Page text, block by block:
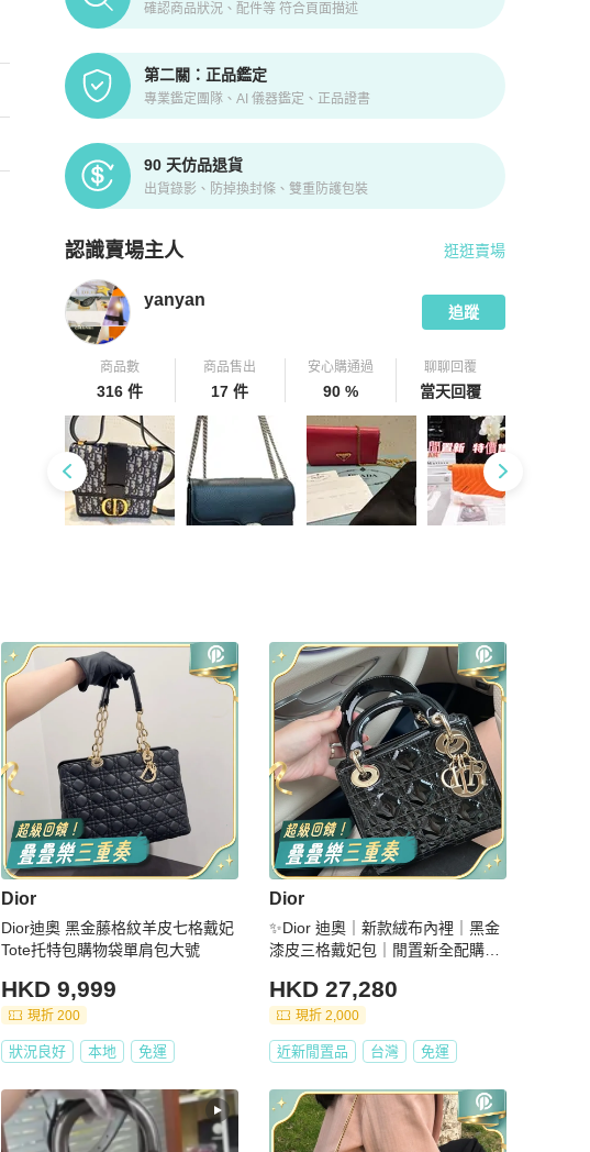
確認商品狀況、配件等 符合頁面描述
第二關：正品鑑定
專業鑑定團隊、AI 儀器鑑定、正品證書
90 天仿品退貨
出貨錄影、防掉換封條、雙重防護包裝
認識賣場主人
PopChill 拍拍圈嚴選賣家
逛逛賣場
yanyan
追蹤
商品數
316 件
商品售出
17 件
安心購通過
90 %
聊聊回覆
當天回覆
Dior
Dior迪奧 黑金藤格紋羊皮七格戴妃
Tote托特包購物袋單肩包大號
HKD 9,999
現折 200
狀況良好 本地 免運
Dior
✨Dior 迪奧｜新款絨布內裡｜黑金
漆皮三格戴妃包｜閒置新全配購證
HKD 27,280
現折 2,000
近新閒置品 台灣 免運